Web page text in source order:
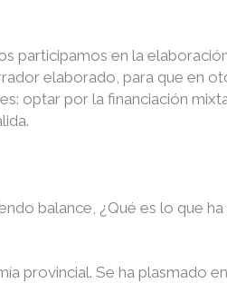
participamos en la
elaborado, para que en
optar por la financiación
balance, ¿Qué es lo que
provincial. Se ha plasmado